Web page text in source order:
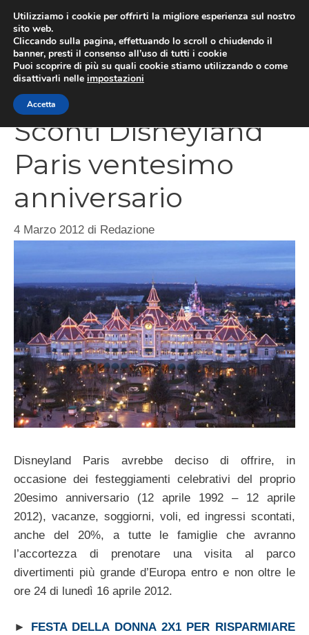
contenuto
Sconti Disneyland
Paris ventesimo
anniversario
4 Marzo 2012 di Redazione
Disneyland Paris avrebbe deciso di offrire, in
occasione dei festeggiamenti celebrativi del proprio
20esimo anniversario (12 aprile 1992 – 12 aprile
2012), vacanze, soggiorni, voli, ed ingressi scontati,
anche del 20%, a tutte le famiglie che avranno
l’accortezza di prenotare una visita al parco
divertimenti più grande d’Europa entro e non oltre le
ore 24 di lunedì 16 aprile 2012.
►
FESTA DELLA DONNA 2X1 PER RISPARMIARE
Utilizziamo i cookie per offrirti la migliore esperienza sul nostro
sito web.
Cliccando sulla pagina, effettuando lo scroll o chiudendo il
banner, presti il consenso all’uso di tutti i cookie
Puoi scoprire di più su quali cookie stiamo utilizzando o come
disattivarli nelle impostazioni
Accetta